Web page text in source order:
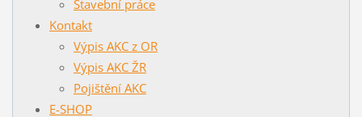
Stavební práce
Kontakt
Výpis AKC z OR
Výpis AKC ŽR
Pojištění AKC
E-SHOP